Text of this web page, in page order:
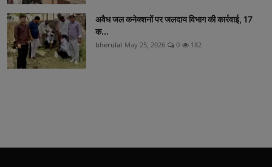
अवैध जल कनेक्शनों पर जलदाय विभाग की कार्रवाई, 17
क...
bherulal May 25, 2026 0 182